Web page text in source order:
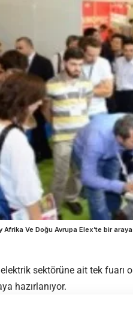
Afrika Ve Doğu Avrupa Elex’te bir
elektrik sektörüne ait tek fuarı
hazırlanıyor.